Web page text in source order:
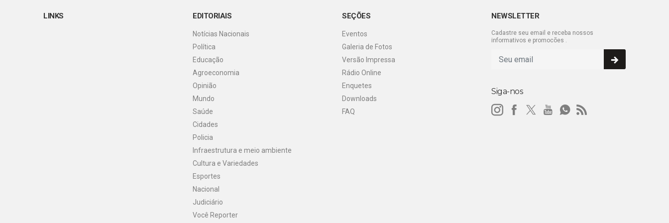
LINKS EDITORIAIS
Notícias Nacionais
Política
Educação
Agroeconomia
Opinião
Mundo
Saúde
Cidades
Policia
Infraestrutura e meio ambiente
Cultura e Variedades
Esportes
Nacional
Judiciário
Você Reporter
SEÇÕES
Eventos
Galeria de Fotos
Versão Impressa
Rádio Online
Enquetes
Downloads
FAQ
NEWSLETTER
Cadastre seu email e receba nossos
informativos e promocões .
Siga-nos